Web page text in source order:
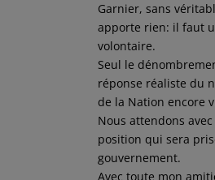
Garnier, sans
apporte rien: il faut
volontaire.
Seul le
réponse réaliste du
de la Nation encore
Nous attendons
position qui sera
gouvernement.
Avec toute mon